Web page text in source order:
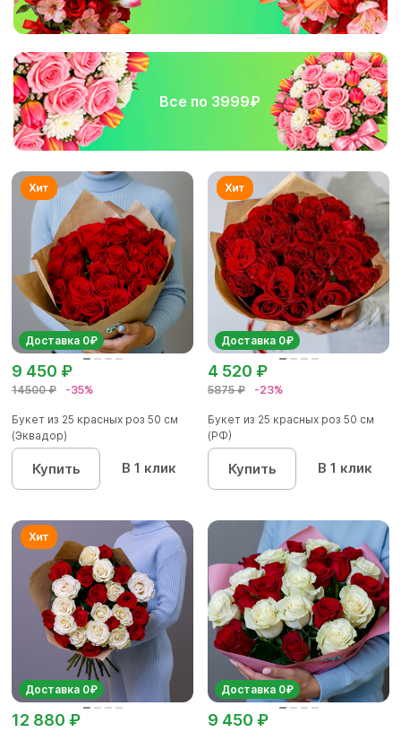
Все по 3999₽
Доставка 0₽
14500 ₽ -35%
9 450 ₽
Букет из 25 красных роз 50 см
(Эквадор)
Купить В 1 клик
Доставка 0₽
5875 ₽ -23%
4 520 ₽
Букет из 25 красных роз 50 см
(РФ)
Купить В 1 клик
Доставка 0₽
12 880 ₽
Доставка 0₽
9 450 ₽